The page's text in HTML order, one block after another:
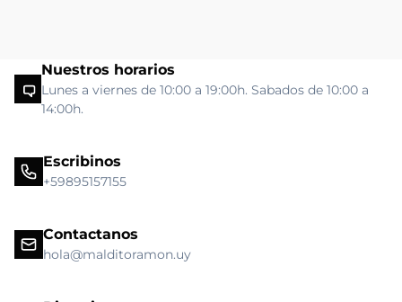
Nuestros horarios
Lunes a viernes de 10:00 a 19:00h. Sabados de 10:00 a
14:00h.
Escribinos
+59895157155
Contactanos
hola@malditoramon.uy